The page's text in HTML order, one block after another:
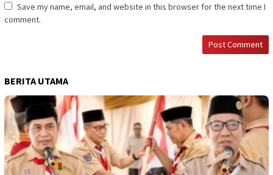
Save my name, email, and website in this browser for the next time I
comment.
BERITA UTAMA